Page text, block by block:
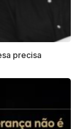
precisa